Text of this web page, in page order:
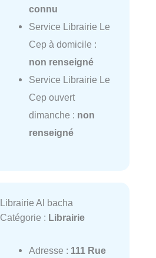
connu
Service Librairie Le
Cep à domicile :
non renseigné
Service Librairie Le
Cep ouvert
dimanche : non
renseigné
Librairie Al bacha
Catégorie : Librairie
Adresse : 111 Rue